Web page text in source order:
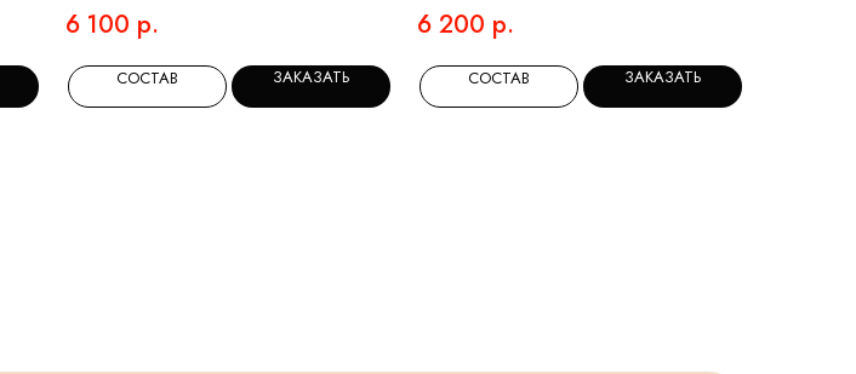
6 100 р.
СОСТАВ ЗАКАЗАТЬ
6 200 р.
СОСТАВ ЗАКАЗАТЬ